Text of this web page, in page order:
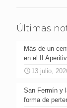
Últimas
Más de un
en el II
13 julio,
San Fermín y
forma de